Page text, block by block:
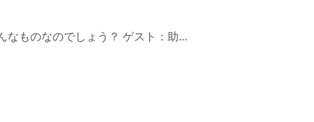
なものなのでしょう？ ゲスト：助...